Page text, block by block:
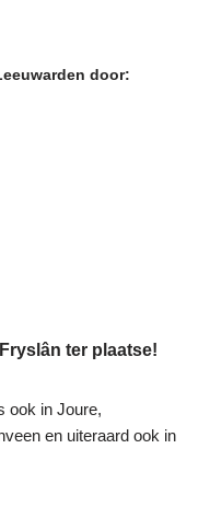
door:
ter plaatse!
ook in Joure,
en uiteraard ook in